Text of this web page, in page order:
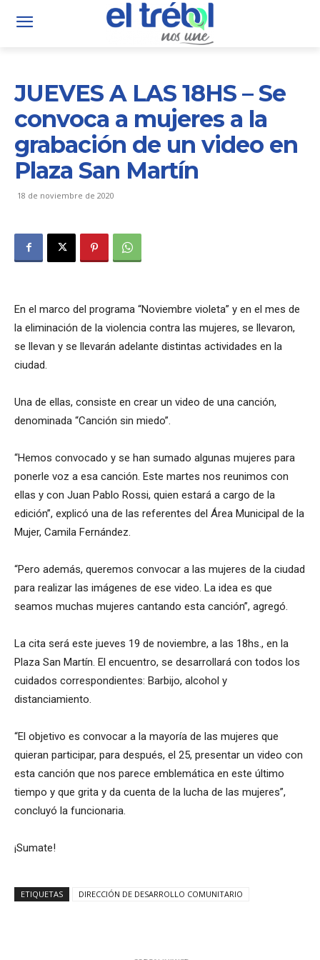
JUEVES A LAS 18HS – Se
convoca a mujeres a la
grabación de un video en
Plaza San Martín
18 de noviembre de 2020
En el marco del programa “Noviembre violeta” y en el mes de
la eliminación de la violencia contra las mujeres, se llevaron,
se llevan y se llevarán adelante distintas actividades en la
ciudad.
Una de ellas, consiste en crear un video de una canción,
denominada “Canción sin miedo”.
“Hemos convocado y se han sumado algunas mujeres para
ponerle voz a esa canción. Este martes nos reunimos con
ellas y con Juan Pablo Rossi, quien estará a cargo de la
edición”, explicó una de las referentes del Área Municipal de la
Mujer, Camila Fernández.
“Pero además, queremos convocar a las mujeres de la ciudad
para realizar las imágenes de ese video. La idea es que
seamos muchas mujeres cantando esta canción”, agregó.
La cita será este jueves 19 de noviembre, a las 18hs., en la
Plaza San Martín. El encuentro, se desarrollará con todos los
cuidados correspondientes: Barbijo, alcohol y
distanciamiento.
“El objetivo es convocar a la mayoría de las mujeres que
quieran participar, para después, el 25, presentar un video con
esta canción que nos parece emblemática en este último
tiempo y que grita y da cuenta de la lucha de las mujeres”,
concluyó la funcionaria.
¡Sumate!
ETIQUETAS DIRECCIÓN DE DESARROLLO COMUNITARIO